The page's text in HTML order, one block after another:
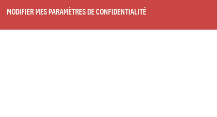
MODIFIER MES PARAMÈTRES DE CONFIDENTIALITÉ